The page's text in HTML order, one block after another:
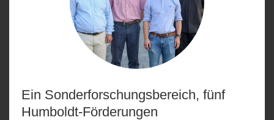
Ein Sonderforschungsbereich, fünf
Humboldt-Förderungen